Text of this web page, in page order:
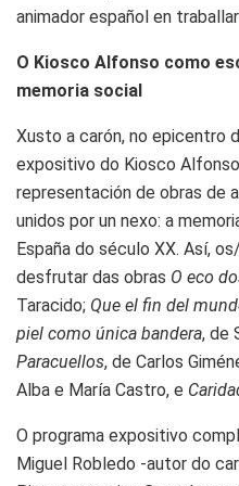
animador español en
O Kiosco Alfonso como
memoria social
Xusto a carón, no epicentro
expositivo do Kiosco
representación de obras de
unidos por un nexo: a
España do século XX. Así,
desfrutar das obras O eco
Taracido; Que el fin del
piel como única bandera, de
Paracuellos, de Carlos
Alba e María Castro, e
O programa expositivo
Miguel Robledo -autor do